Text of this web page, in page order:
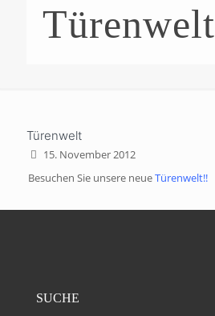
Türenwelt
Türenwelt
15. November 2012
Besuchen Sie unsere neueTürenwelt!!
SUCHE